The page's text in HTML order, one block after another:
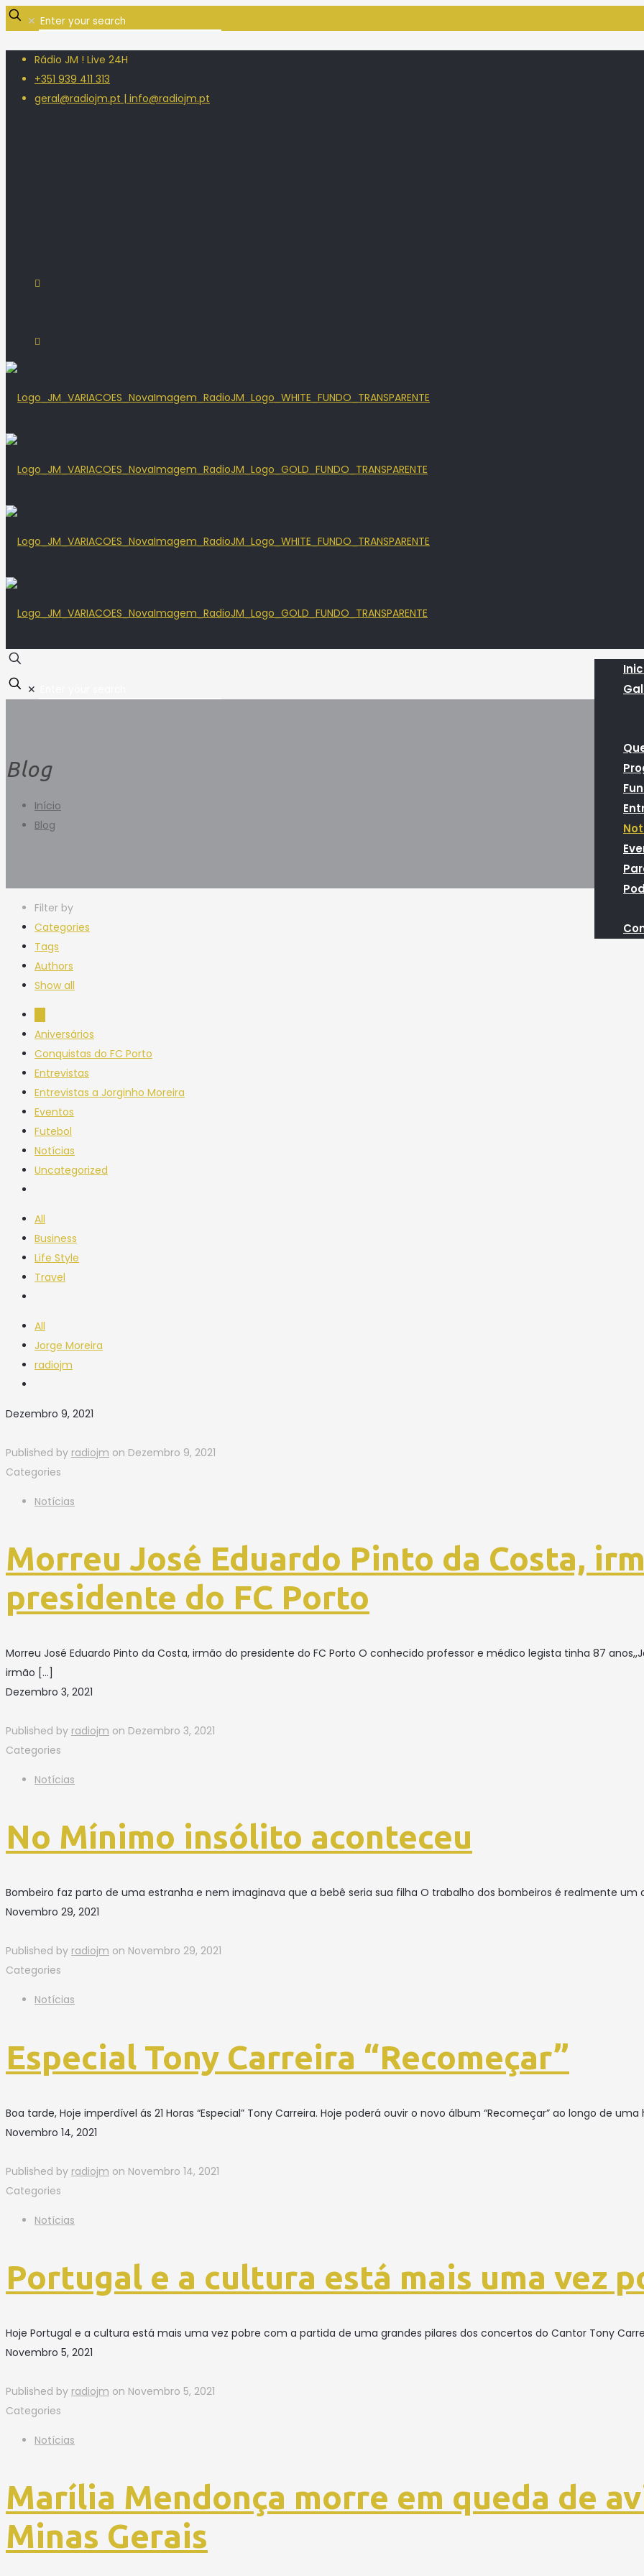
✕
Rádio JM ! Live 24H
+351 939 411 313
geral@radiojm.pt | info@radiojm.pt
✕
Blog
Início
Blog
Filter by
Categories
Tags
Authors
Show all
Aniversários
Conquistas do FC Porto
Entrevistas
Entrevistas a Jorginho Moreira
Eventos
Futebol
Notícias
Uncategorized
All
Business
Life Style
Travel
All
Jorge Moreira
radiojm
Dezembro 9, 2021
Published by radiojm on Dezembro 9, 2021
Categories
Notícias
Morreu José Eduardo Pinto da Costa,
presidente do FC Porto
Morreu José Eduardo Pinto da Costa, irmão do presidente do FC Porto O conhecido professor e médico legista tinha 87
irmão […]
Dezembro 3, 2021
Published by radiojm on Dezembro 3, 2021
Categories
Notícias
No Mínimo insólito aconteceu
Bombeiro faz parto de uma estranha e nem imaginava que a bebê seria sua filha O trabalho dos bombeiros é realmente um
Novembro 29, 2021
Published by radiojm on Novembro 29, 2021
Categories
Notícias
Especial Tony Carreira “Recomeçar”
Boa tarde, Hoje imperdível ás 21 Horas “Especial” Tony Carreira. Hoje poderá ouvir o novo álbum “Recomeçar” ao longo de
Novembro 14, 2021
Published by radiojm on Novembro 14, 2021
Categories
Notícias
Portugal e a cultura está mais uma vez
Hoje Portugal e a cultura está mais uma vez pobre com a partida de uma grandes pilares dos concertos do Cantor Tony
Novembro 5, 2021
Published by radiojm on Novembro 5, 2021
Categories
Notícias
Marília Mendonça morre em queda de
Minas Gerais